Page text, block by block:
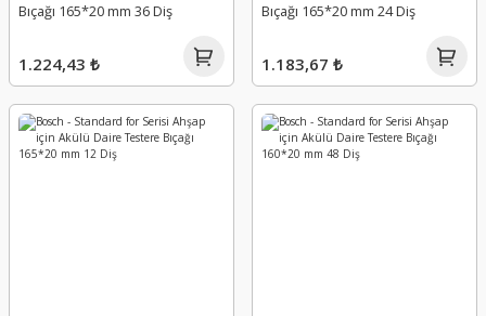
Bıçağı 165*20 mm 36 Diş
1.224,43 ₺
Bıçağı 165*20 mm 24 Diş
1.183,67 ₺